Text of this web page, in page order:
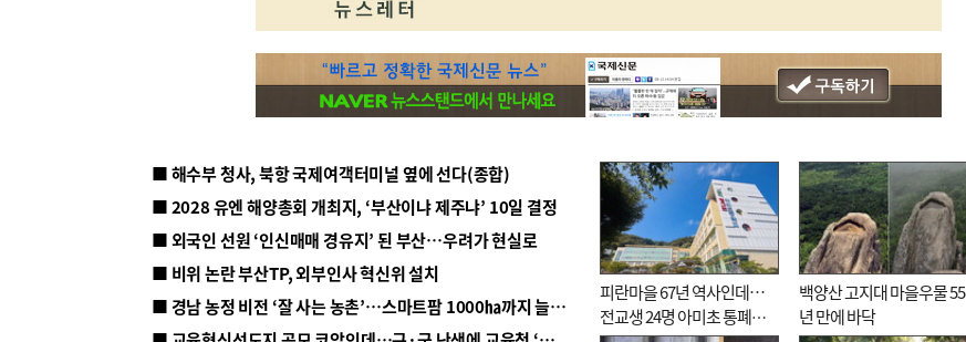
■ 해수부 청사, 북항 국제여객터미널 옆에 선다(종합)
■ 2028 유엔 해양총회 개최지, ‘부산이냐 제주냐’ 10일 결정
■ 외국인 선원 ‘인신매매 경유지’ 된 부산…우려가 현실로
■ 비위 논란 부산TP, 외부인사 혁신위 설치
■ 경남 농정 비전 ‘잘 사는 농촌’…스마트팜 1000㏊까지 늘린다
피란마을 67년 역사인데…
전교생 24명 아미초 통폐합
백양산 고지대 마을우물 55
년 만에 바닥